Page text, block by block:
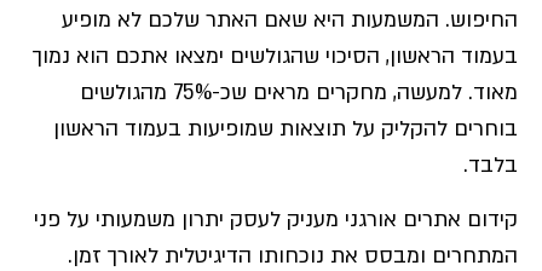
החיפוש. המשמעות היא שאם האתר שלכם לא מופיע
בעמוד הראשון, הסיכוי שהגולשים ימצאו אתכם הוא נמוך
מאוד. למעשה, מחקרים מראים שכ-75% מהגולשים
בוחרים להקליק על תוצאות שמופיעות בעמוד הראשון
בלבד.
קידום אתרים אורגני מעניק לעסק יתרון משמעותי על פני
המתחרים ומבסס את נוכחותו הדיגיטלית לאורך זמן.